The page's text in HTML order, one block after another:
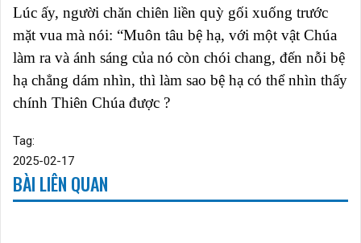
Lúc ấy, người chăn chiên liền quỳ gối xuống trước
mặt vua mà nói: “Muôn tâu bệ hạ, với một vật Chúa
làm ra và ánh sáng của nó còn chói chang, đến nỗi bệ
hạ chẳng dám nhìn, thì làm sao bệ hạ có thể nhìn thấy
chính Thiên Chúa được ?
Tag:
2025-02-17
BÀI LIÊN QUAN